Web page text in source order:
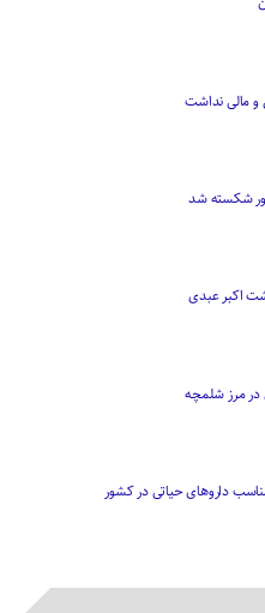
و مالی نداشت
شکسته شد
اکبر عبدی
در مرز شلمچه
دارو‌های حیاتی در کشور